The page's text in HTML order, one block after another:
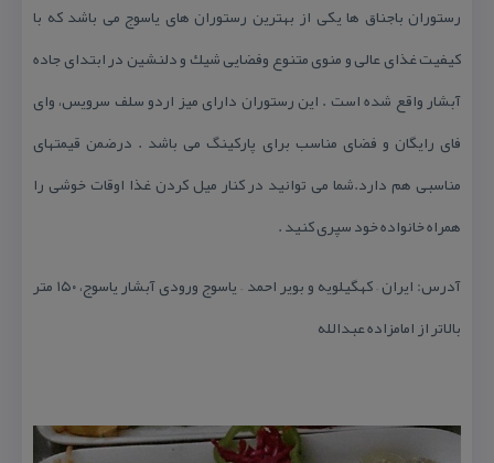
رستوران باجناق ها یكی از بهترین رستوران های یاسوج می باشد كه با
كیفیت غذای عالی و منوی متنوع وفضایی شیك و دلنشین در ابتدای جاده
آبشار واقع شده است . این رستوران دارای میز اردو سلف سرویس، وای
فای رایگان و فضای مناسب برای پاركینگ می باشد . درضمن قیمتهای
مناسبی هم دارد.شما می توانید در كنار میل كردن غذا اوقات خوشی را
همراه خانواده خود سپری كنید .
آدرس: ایران – كهگیلویه و بویر احمد – یاسوج ورودی آبشار یاسوج، ۱۵۰ متر
بالاتر از امامزاده عبدالله